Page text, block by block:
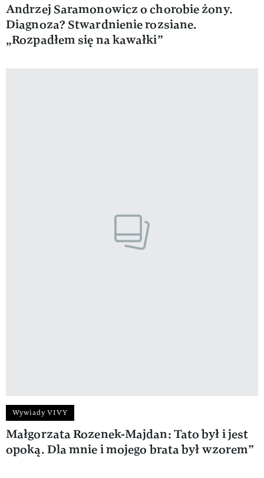
Andrzej Saramonowicz o chorobie żony.
Diagnoza? Stwardnienie rozsiane.
„Rozpadłem się na kawałki”
Wywiady VIVY
Małgorzata Rozenek-Majdan: Tato był i jest
opoką. Dla mnie i mojego brata był wzorem”